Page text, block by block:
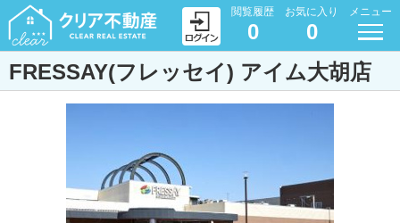
閲覧履歴
0
お気に入り
0
メニュー
FRESSAY(フレッセイ) アイム大胡店